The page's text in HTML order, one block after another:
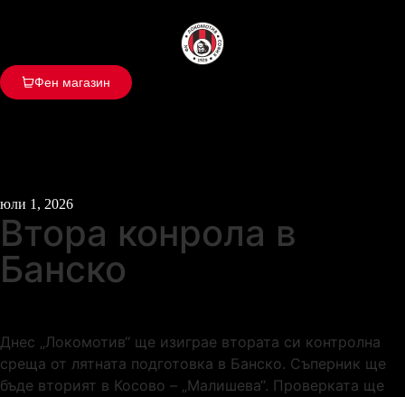
Фен магазин
юли 1, 2026
Втора конрола в
Банско
Днес „Локомотив“ ще изиграе втората си контролна
среща от лятната подготовка в Банско. Съперник ще
бъде вторият в Косово – „Малишева“. Проверката ще